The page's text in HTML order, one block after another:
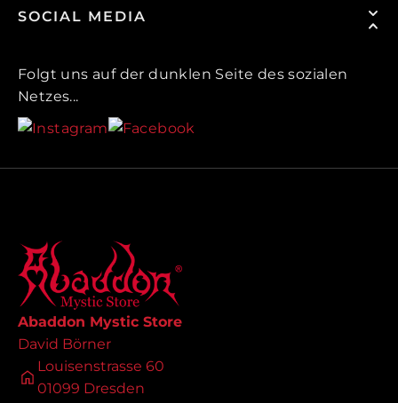
SOCIAL MEDIA
Folgt uns auf der dunklen Seite des sozialen
Netzes...
Abaddon Mystic Store
David Börner
Louisenstrasse 60
01099 Dresden